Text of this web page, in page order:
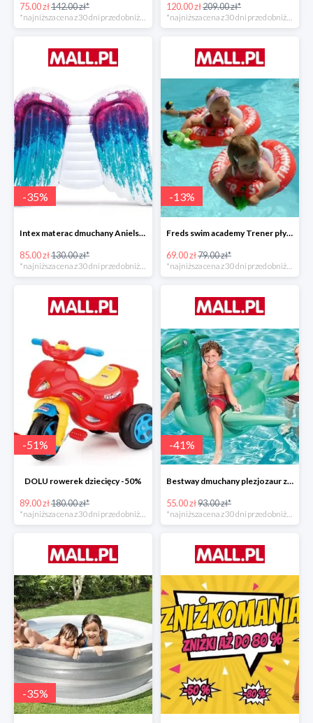
75.00 zł142.00 zł*
*najniższa cena z 30 dni przed obniżką
120.00 zł209.00 zł*
*najniższa cena z 30 dni przed obniżką
-35%
Intex materac dmuchany Anielskie skrzydła -34%
85.00 zł130.00 zł*
-13%
Freds swim academy Trener pływania
69.00 zł79.00 zł*
-51%
DOLU rowerek dziecięcy -50%
89.00 zł180.00 zł*
*najniższa cena z 30 dni przed obniżką
-41%
Bestway dmuchany plezjozaur z uchwytami -40%
55.00 zł93.00 zł*
*najniższa cena z 30 dni przed obniżką
-35%